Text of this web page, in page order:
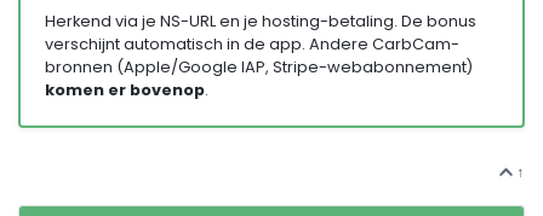
Herkend via je NS-URL en je hosting-betaling. De bonus
verschijnt automatisch in de app. Andere CarbCam-
bronnen (Apple/Google IAP, Stripe-webabonnement)
komen er bovenop.
↑